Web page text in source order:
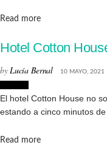
Read moreDetails
Hotel Cotton
byLucía Bernal 10 MAYO, 2021
El hotel Cotton House no
estando a cinco minutos
Read moreDetails